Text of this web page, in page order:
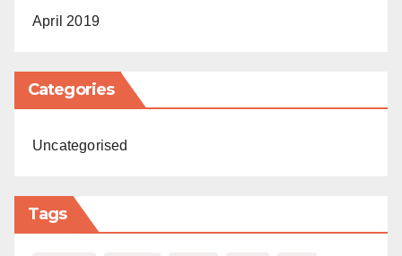
April 2019
Categories
Uncategorised
Tags